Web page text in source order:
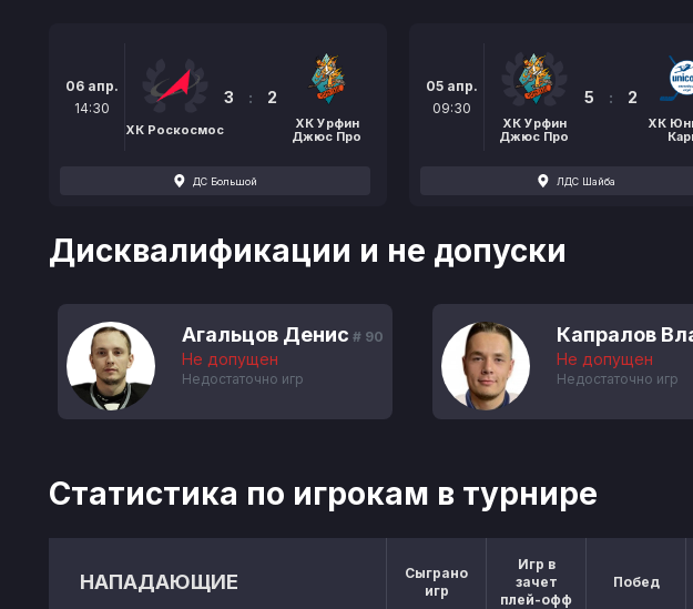
06 апр.
14:30
ХК Роскосмос
3 : 2
ХК Урфин
Джюс Про
ДС Большой
05 апр.
09:30
ХК Урфин
Джюс Про
5 : 2
ХК
ЛДС Шайба
Дисквалификации и не допуски
Агальцов Денис # 90
Не допущен
Недостаточно игр
Капралов
Не допущен
Недостаточно игр
Статистика по игрокам в турнире
НАПАДАЮЩИЕ
Сыграно
игр
Игр в
зачет
плей-офф
Побед